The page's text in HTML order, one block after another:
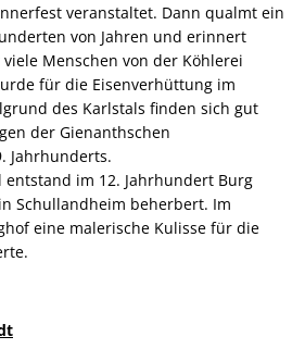
veranstaltet. Dann qualmt ein
von Jahren und erinnert
Menschen von der Köhlerei
für die Eisenverhüttung im
des Karlstals finden sich gut
der Gienanthschen
Jahrhunderts.
entstand im 12. Jahrhundert Burg
Schullandheim beherbert. Im
eine malerische Kulisse für die